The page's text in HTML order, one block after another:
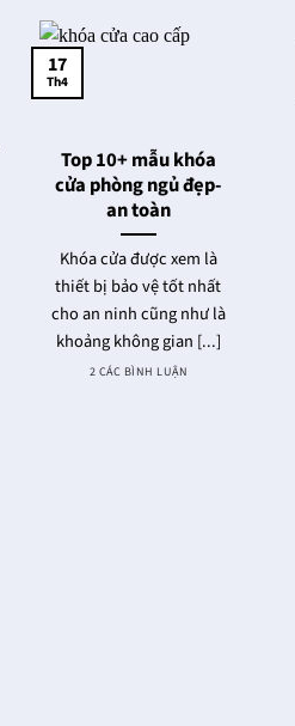
Top 10+ mẫu khóa
cửa phòng ngủ đẹp-
an toàn
Khóa cửa được xem là
thiết bị bảo vệ tốt nhất
cho an ninh cũng như là
khoảng không gian [...]
2 CÁC BÌNH LUẬN
17
Th4